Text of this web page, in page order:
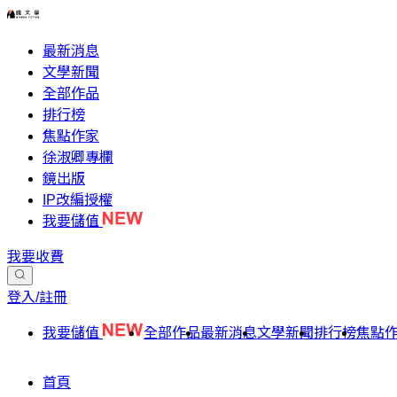
最新消息
文學新聞
全部作品
排行榜
焦點作家
徐淑卿專欄
鏡出版
IP改編授權
我要儲值
我要收費
登入/註冊
我要儲值 全部作品最新消息文學新聞排行榜焦點
首頁